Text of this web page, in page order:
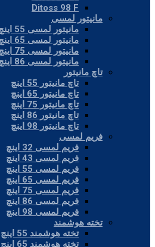
Ditoss 98 F
مانیتور لمسی
مانیتور لمسی 55 اینچ
مانیتور لمسی 65 اینچ
مانیتور لمسی 75 اینچ
مانیتور لمسی 86 اینچ
تاچ مانیتور
تاچ مانیتور 55 اینچ
تاچ مانیتور 65 اینچ
تاچ مانیتور 75 اینچ
تاچ مانیتور 86 اینچ
تاچ مانیتور 98 اینچ
فریم لمسی
فریم لمسی 32 اینچ
فریم لمسی 43 اینچ
فریم لمسی 55 اینچ
فریم لمسی 65 اینچ
فریم لمسی 75 اینچ
فریم لمسی 86 اینچ
فریم لمسی 98 اینچ
تخته هوشمند
تخته هوشمند 55 اینچ
تخته هوشمند 65 اینچ